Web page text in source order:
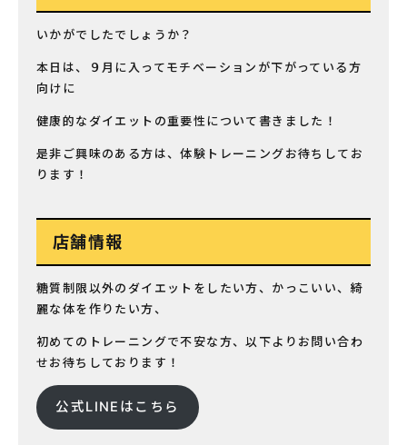
いかがでしたでしょうか？
本日は、９月に入ってモチベーションが下がっている方
向けに
健康的なダイエットの重要性について書きました！
是非ご興味のある方は、体験トレーニングお待ちしてお
ります！
店舗情報
糖質制限以外のダイエットをしたい方、かっこいい、綺
麗な体を作りたい方、
初めてのトレーニングで不安な方、以下よりお問い合わ
せお待ちしております！
公式LINEはこちら